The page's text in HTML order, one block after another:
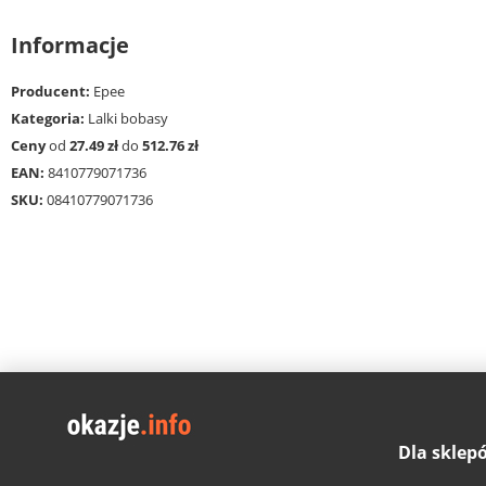
Informacje
Producent: Epee
Kategoria: Lalki bobasy
Cenyod 27.49 złdo 512.76 zł
EAN: 8410779071736
SKU: 08410779071736
Dla